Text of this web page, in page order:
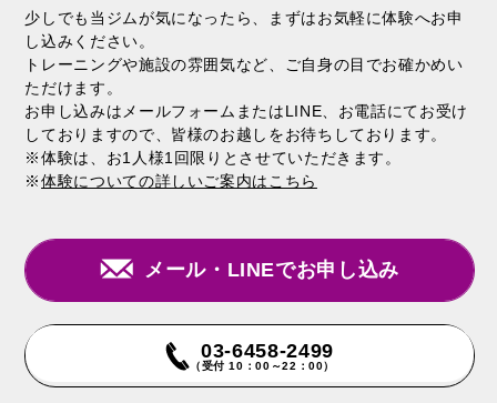
少しでも当ジムが気になったら、まずはお気軽に体験へお申
し込みください。
トレーニングや施設の雰囲気など、ご自身の目でお確かめい
ただけます。
お申し込みはメールフォームまたはLINE、お電話にてお受け
しておりますので、皆様のお越しをお待ちしております。
※体験は、お1人様1回限りとさせていただきます。
※体験についての詳しいご案内はこちら
メール・LINEでお申し込み
03-6458-2499
（受付 10：00～22：00）